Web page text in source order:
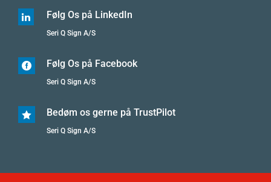
 Følg Os på LinkedIn
Seri Q Sign A/S
 Følg Os på Facebook
Seri Q Sign A/S
 Bedøm os gerne på TrustPilot
Seri Q Sign A/S